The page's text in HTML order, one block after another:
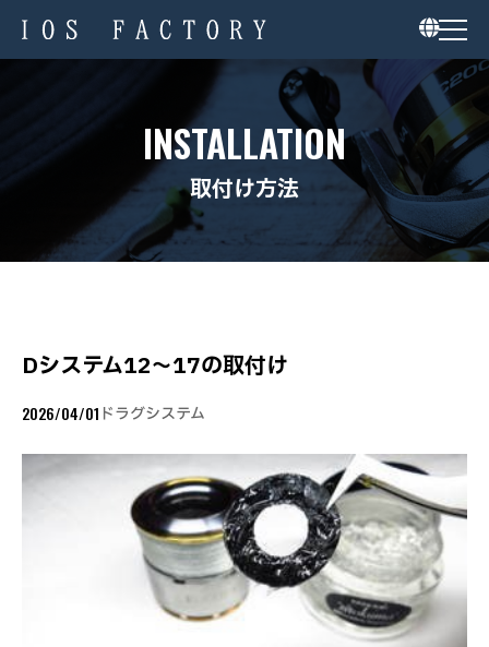
INSTALLATION
取付け方法
Dシステム12～17の取付け
2026/04/01 ドラグシステム